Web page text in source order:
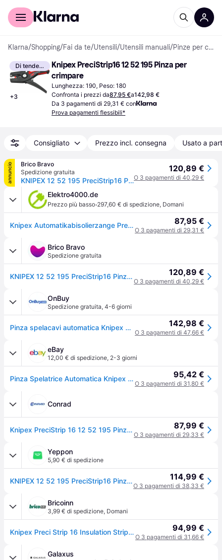
Per il tuo shopping
Klarna/Shopping/Fai da te/Utensili/Utensili manuali/ Pinze per crimpare
Di tendenza
+3
Knipex PreciStrip16 12 52 195 Pinza per
crimpare
Lunghezza: 190, Peso: 180
Confronta i prezzi da87,95 €a142,98 €
Da 3 pagamenti di 29,31 € con
Prova pagamenti flessibili*
Consigliato Prezzo incl. consegna Usato a
annuncio
Brico Bravo
Spedizione gratuita
KNIPEX 12 52 195 PreciStrip16 Pinza spelacavi automatica 0,08 - 16 mm² con impugnatura ergonomica bicomponente e battuta longitudinale regolabile colore Nero
120,89 €
O 3 pagamenti di 40,29 €
Elektro4000.de
Prezzo più basso·297,60 € di spedizione, Domani
Knipex Automatikabisolierzange PreciStrip16 L.195mm 0,08-16 (AWG 28-5) mm² 87,95 €
O 3 pagamenti di 29,31 €
Brico Bravo
Spedizione gratuita
KNIPEX 12 52 195 PreciStrip16 Pinza spelacavi automatica 0,08 - 16 mm² con impugnatura ergonomica bicomponente e battuta longitudinale regolabile colore Nero 120,89 €
O 3 pagamenti di 40,29 €
OnBuy
Spedizione gratuita, 4-6 giorni
Pinza spelacavi automatica Knipex PreciStrip 16 12 52 195 0.08 a 16 mm 142,98 €
O 3 pagamenti di 47,66 €
eBay
12,00 € di spedizione, 2-3 giorni
Pinza Spelatrice Automatica Knipex 12 52 1952195 Precistrip 16 0,08-16 Mm² 95,42 €
O 3 pagamenti di 31,80 €
Conrad
Knipex PreciStrip 16 12 52 195 Pinza spelacavi automatica 0.08 fino a 16 mm 87,99 €
O 3 pagamenti di 29,33 €
Yeppon
5,90 € di spedizione
KNIPEX 12 52 195 PreciStrip16 Pinza spelacavi automatica 0,08 - 16 mm² con impugnatura ergonomica bicomponente e battuta longitudinale regolabile colore Nero 114,99 €
O 3 pagamenti di 38,33 €
Bricoinn
3,99 € di spedizione, Domani
Knipex Preci Strip 16 Insulation Stripper Nero 94,99 €
O 3 pagamenti di 31,66 €
Galaxus